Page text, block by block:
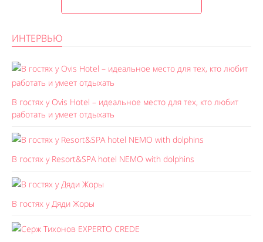
ИНТЕРВЬЮ
В гостях у Ovis Hotel – идеальное место для тех, кто любит
работать и умеет отдыхать
В гостях у Resort&SPA hotel NEMO with dolphins
В гостях у Дяди Жоры